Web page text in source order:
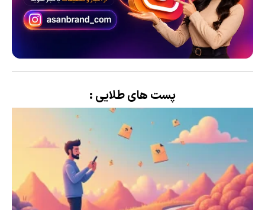
پست های طلایی :